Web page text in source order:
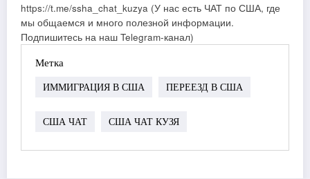
https://t.me/ssha_chat_kuzya (У нас есть ЧАТ по США, где
мы общаемся и много полезной информации.
Подпишитесь на наш Telegram-канал)
Метка
ИММИГРАЦИЯ В США ПЕРЕЕЗД В США
США ЧАТ США ЧАТ КУЗЯ